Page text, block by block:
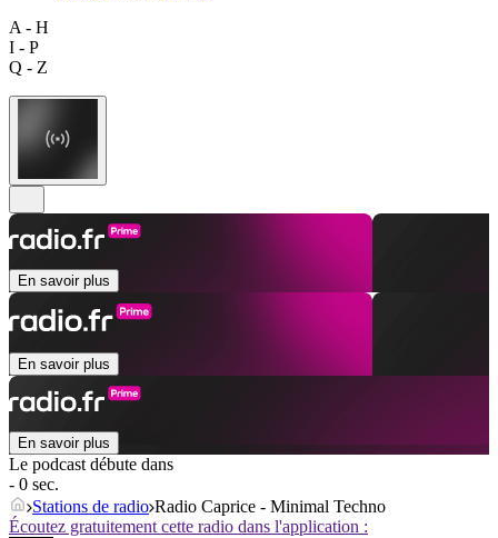
A - H
I - P
Q - Z
En savoir plus
En savoir plus
En savoir plus
Le podcast débute dans
- 0 sec.
Stations de radio Radio Caprice - Minimal Techno
Écoutez gratuitement cette radio dans l'application :